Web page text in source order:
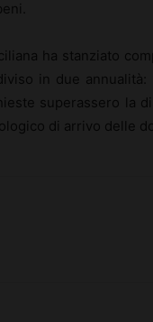
ha stanziato
in due
superassero la
di arrivo delle